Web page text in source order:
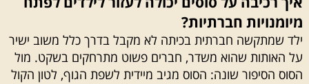
מיומנויות חברתיות?
ילד שמתקשה חברתית בכיתה לא מקבל בדרך כלל משוב ישיר
על האותות שהוא משדר, חברים פשוט מתרחקים בשקט. מול
הסוס הסיפור שונה: הסוס מגיב מיידית לשפת הגוף, לטון הקול